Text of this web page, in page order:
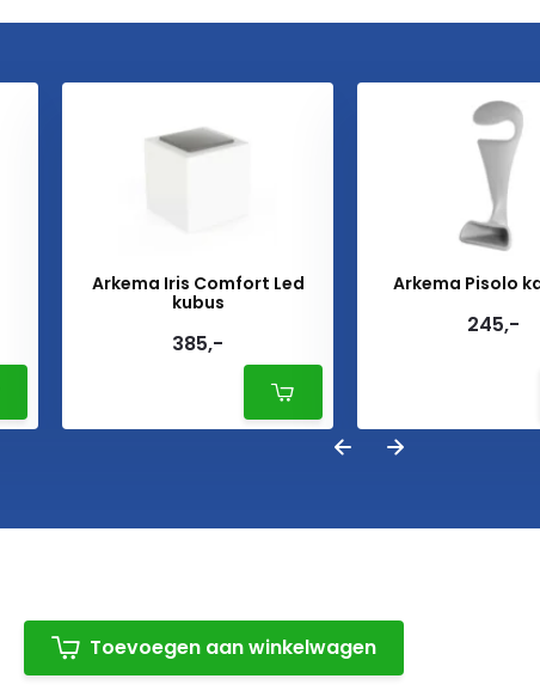
Arkema Iris Comfort Led
kubus
385,-
Arkema Pisolo
245,-
Toevoegen aan winkelwagen